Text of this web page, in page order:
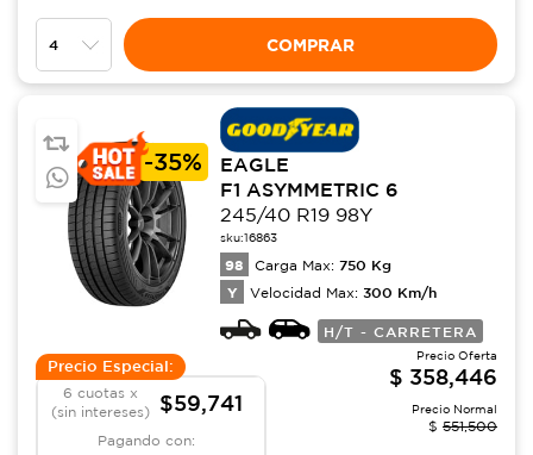
COMPRAR
-35%
EAGLE
F1 ASYMMETRIC 6
245/40 R19 98Y
sku:16863
98 Carga Max: 750 Kg
Y Velocidad Max: 300 Km/h
H/T - CARRETERA
Precio Especial:
6 cuotas x
(sin intereses)
$59,741
Pagando con:
Precio Oferta
$ 358,446
Precio Normal
$ 551,500